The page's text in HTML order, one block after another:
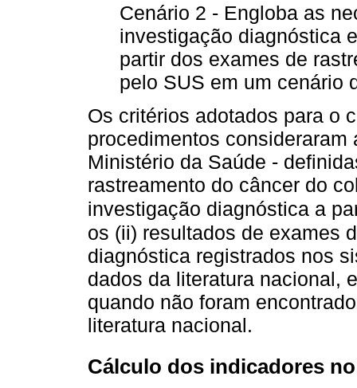
Cenário 2 - Engloba as
investigação diagnóstica
partir dos exames de
pelo SUS em um cenário
Os critérios adotados para o
procedimentos
Ministério da Saúde -
rastreamento do câncer do
investigação diagnóstica a
os (ii) resultados de exames
diagnóstica registrados nos
dados da literatura nacional,
quando não foram
literatura nacional.
Cálculo dos indicadores